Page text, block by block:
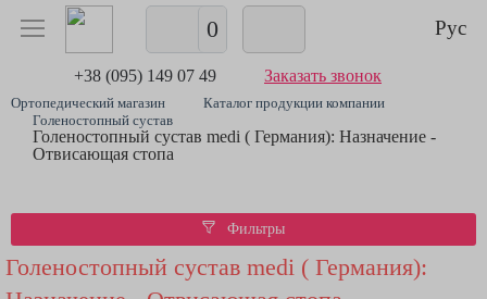
0 Рус
+38 (095) 149 07 49 Заказать звонок
Ортопедический магазин
Каталог продукции компании
Голеностопный сустав
Голеностопный сустав medi ( Германия): Назначение -
Отвисающая стопа
Фильтры
Голеностопный сустав medi ( Германия):